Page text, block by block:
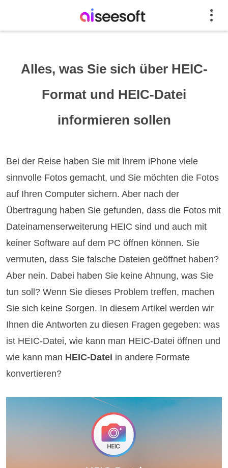
Alles, was Sie sich über HEIC-
Format und HEIC-Datei
informieren sollen
Bei der Reise haben Sie mit Ihrem iPhone viele
sinnvolle Fotos gemacht, und Sie möchten die Fotos
auf Ihren Computer sichern. Aber nach der
Übertragung haben Sie gefunden, dass die Fotos mit
Dateinamenserweiterung HEIC sind und auch mit
keiner Software auf dem PC öffnen können. Sie
vermuten, dass Sie falsche Dateien geöffnet haben?
Aber nein. Dabei haben Sie keine Ahnung, was Sie
tun soll? Wenn Sie dieses Problem treffen, machen
Sie sich keine Sorgen. In diesem Artikel werden wir
Ihnen die Antworten zu diesen Fragen gegeben: was
ist HEIC-Datei, wie kann man HEIC-Datei öffnen und
wie kann man HEIC-Datei in andere Formate
konvertieren?